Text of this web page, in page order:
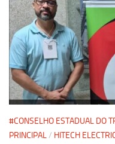
#CONSELHO ESTADUAL DO
PRINCIPAL/ HITECH